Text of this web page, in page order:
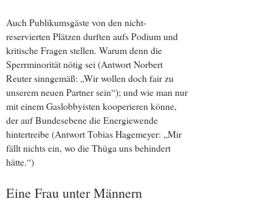
Auch Publikumsgäste von den nicht-
reservierten Plätzen durften aufs Podium und
kritische Fragen stellen. Warum denn die
Sperrminorität nötig sei (Antwort Norbert
Reuter sinngemäß: „Wir wollen doch fair zu
unserem neuen Partner sein“); und wie man nur
mit einem Gaslobbyisten kooperieren könne,
der auf Bundesebene die Energiewende
hintertreibe (Antwort Tobias Hagemeyer: „Mir
fällt nichts ein, wo die Thüga uns behindert
hätte.“)
Eine Frau unter Männern